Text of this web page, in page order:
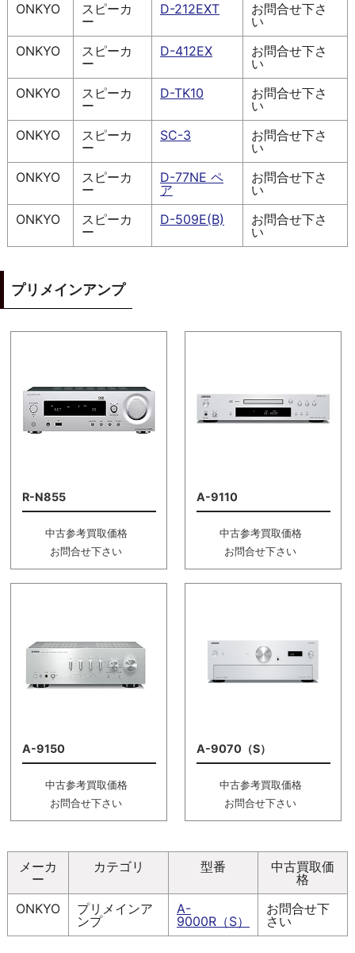
ONKYO
スピーカ
ー
D-212EXT
お問合せ下さ
い
ONKYO
スピーカ
ー
D-412EX
お問合せ下さ
い
ONKYO
スピーカ
ー
D-TK10
お問合せ下さ
い
ONKYO
スピーカ
ー
SC-3
お問合せ下さ
い
ONKYO
スピーカ
ー
D-77NE ペ
ア
お問合せ下さ
い
ONKYO
スピーカ
ー
D-509E(B)
お問合せ下さ
い
プリメインアンプ
R-N855
中古参考買取価格
お問合せ下さい
A-9110
中古参考買取価格
お問合せ下さい
A-9150
中古参考買取価格
お問合せ下さい
A-9070（S）
中古参考買取価格
お問合せ下さい
メーカ
ー
カテゴリ 型番
中古買取価
格
ONKYO
プリメインア
ンプ
A-
9000R（S）
お問合せ下
さい